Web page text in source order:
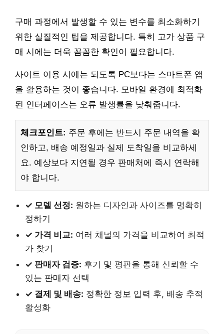
구매 과정에서 발생할 수 있는 변수를 최소화하기
위한 실질적인 팁을 제공합니다. 특히 고가 상품 구
매 시에는 더욱 꼼꼼한 확인이 필요합니다.
사이트 이용 시에는 되도록 PC보다는 스마트폰 앱
을 활용하는 것이 좋습니다. 모바일 환경에 최적화
된 인터페이스는 오류 발생률을 낮춰줍니다.
체크포인트: 주문 후에는 반드시 주문 내역을 확
인하고, 배송 예정일과 실제 도착일을 비교하세
요. 예상보다 지연될 경우 판매처에 즉시 연락해
야 합니다.
✓ 모델 선정: 원하는 디자인과 사이즈를 명확히
정하기
✓ 가격 비교: 여러 채널의 가격을 비교하여 최적
가 찾기
✓ 판매자 검증: 후기 및 평판을 통해 신뢰할 수
있는 판매자 선택
✓ 결제 및 배송: 정확한 정보 입력 후, 배송 추적
활성화